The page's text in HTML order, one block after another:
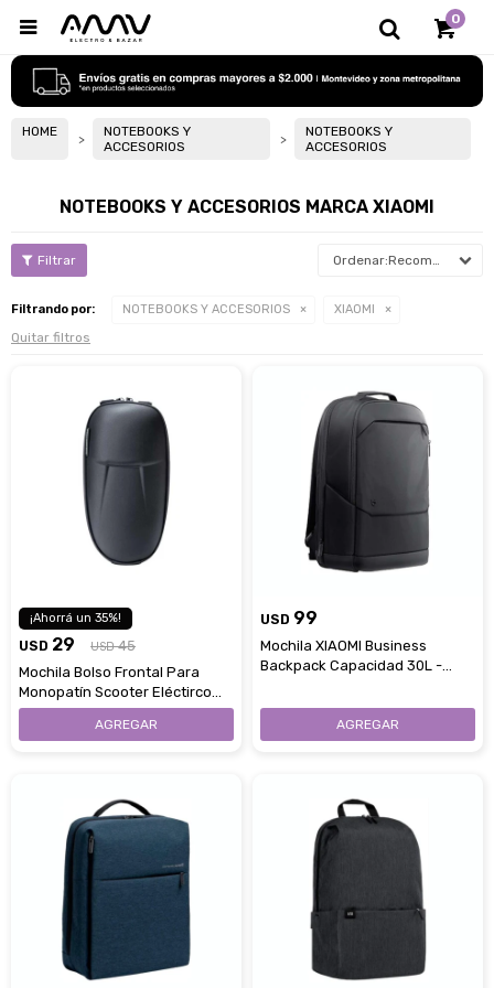
0

HOME
NOTEBOOKS Y
ACCESORIOS
NOTEBOOKS Y
ACCESORIOS
NOTEBOOKS Y ACCESORIOS MARCA XIAOMI
Recomendados
Filtrando por: NOTEBOOKS Y ACCESORIOS XIAOMI
Quitar filtros
35
USD 29 USD 45
Mochila Bolso Frontal Para
Monopatín Scooter Eléctirco
XIAOMI
USD 99
Mochila XIAOMI Business
Backpack Capacidad 30L -